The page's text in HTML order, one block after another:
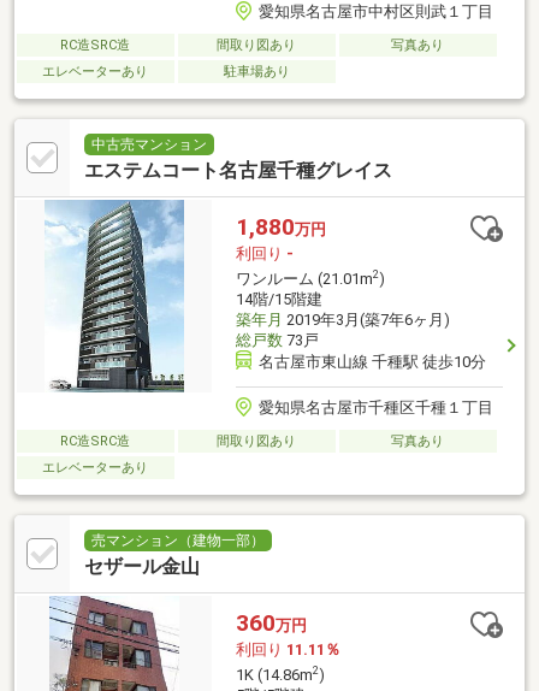
愛知県名古屋市中村区則武１丁目
RC造SRC造 間取り図あり
写真あり
エレベーターあり
駐車場あり
中古売マンション
エステムコート名古屋千種グレイス
1,880万円
利回り -
ワンルーム (21.01m2)
14階/15階建
築年月 2019年3月(築7年6ヶ月)
総戸数73戸
名古屋市東山線 千種駅 徒歩10分
愛知県名古屋市千種区千種１丁目
RC造SRC造 間取り図あり
写真あり
エレベーターあり
売マンション（建物一部）
セザール金山
360万円
利回り 11.11％
1K (14.86m2)